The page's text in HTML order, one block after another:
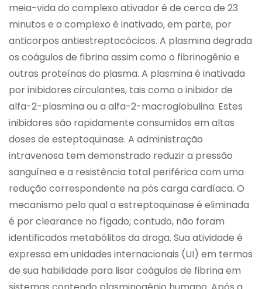
meia-vida do complexo ativador é de cerca de 23
minutos e o complexo é inativado, em parte, por
anticorpos antiestreptocócicos. A plasmina degrada
os coágulos de fibrina assim como o fibrinogênio e
outras proteínas do plasma. A plasmina é inativada
por inibidores circulantes, tais como o inibidor de
alfa-2-plasmina ou a alfa-2-macroglobulina. Estes
inibidores são rapidamente consumidos em altas
doses de esteptoquinase. A administração
intravenosa tem demonstrado reduzir a pressão
sanguínea e a resistência total periférica com uma
redução correspondente na pós carga cardíaca. O
mecanismo pelo qual a estreptoquinase é eliminada
é por clearance no fígado; contudo, não foram
identificados metabólitos da droga. Sua atividade é
expressa em unidades internacionais (UI) em termos
de sua habilidade para lisar coágulos de fibrina em